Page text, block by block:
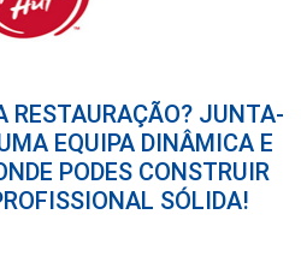
RESTAURAÇÃO? JUNTA-
EQUIPA DINÂMICA E
PODES CONSTRUIR
SÓLIDA!